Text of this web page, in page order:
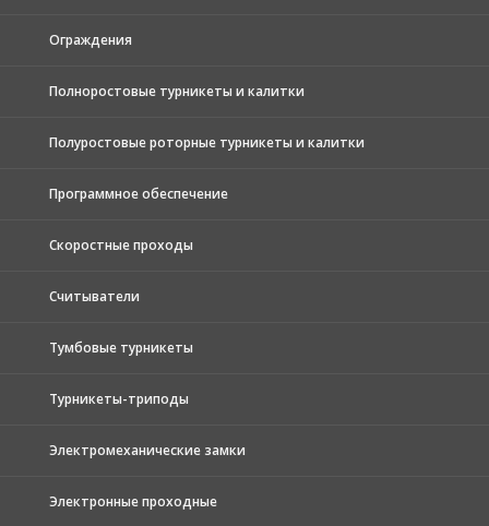
Ограждения
Полноростовые турникеты и калитки
Полуростовые роторные турникеты и калитки
Программное обеспечение
Скоростные проходы
Считыватели
Тумбовые турникеты
Турникеты-триподы
Электромеханические замки
Электронные проходные